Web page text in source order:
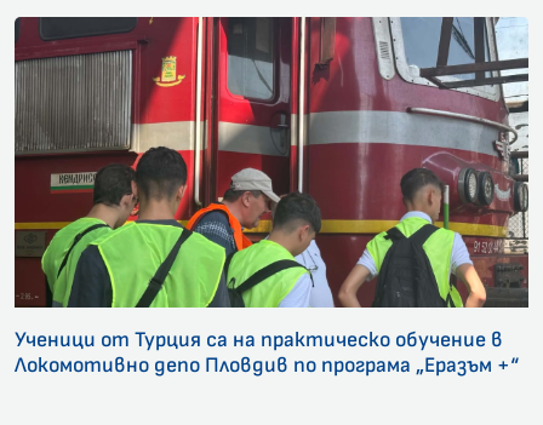
Ученици от Турция са на практическо обучение в
Локомотивно депо Пловдив по програма „Еразъм +“